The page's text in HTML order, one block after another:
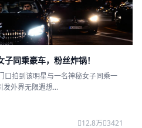
同乘豪车，粉丝炸锅！
口拍到该明星与一名神秘女子同乘一
发外界无限遐想...
12.8万 3421